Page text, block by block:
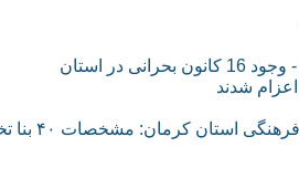
استان
شدند
درخواست کارشناسان